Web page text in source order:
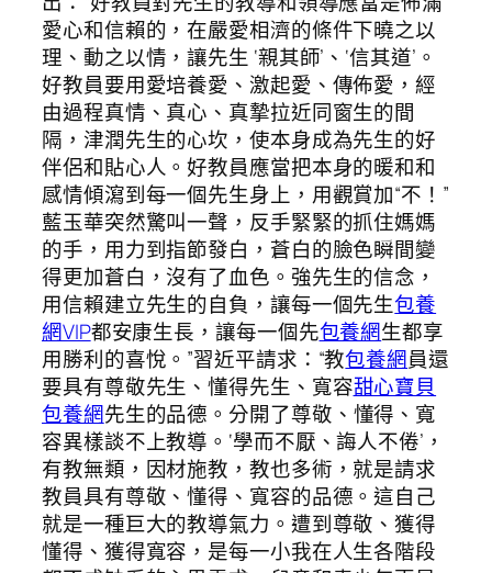
愛心和信賴的，在嚴愛相濟的條件下曉之以
理、動之以情，讓先生 ‘親其師’、‘信其道’。
好教員要用愛培養愛、激起愛、傳佈愛，經
由過程真情、真心、真摯拉近同窗生的間
隔，津潤先生的心坎，使本身成為先生的好
伴侶和貼心人。好教員應當把本身的暖和和
感情傾瀉到每一個先生身上，用觀賞加“不！”
藍玉華突然驚叫一聲，反手緊緊的抓住媽媽
的手，用力到指節發白，蒼白的臉色瞬間變
得更加蒼白，沒有了血色。強先生的信念，
用信賴建立先生的自負，讓每一個先生包養
網VIP都安康生長，讓每一個先包養網生都享
用勝利的喜悅。”習近平請求：“教包養網員還
要具有尊敬先生、懂得先生、寬容甜心寶貝
包養網先生的品德。分開了尊敬、懂得、寬
容異樣談不上教導。‘學而不厭、誨人不倦’，
有教無類，因材施教，教也多術，就是請求
教員具有尊敬、懂得、寬容的品德。這自己
就是一種巨大的教導氣力。遭到尊敬、獲得
懂得、獲得寬容，是每一小我在人生各階段